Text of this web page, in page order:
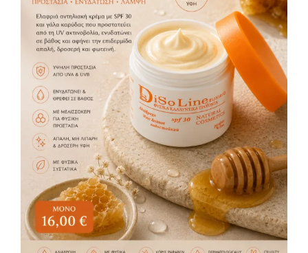
Αντηλιακή Κρέμα Προσώπου SPF 30 50ml
Αντιηλιακή προστασία,Κρέμες
16,00€